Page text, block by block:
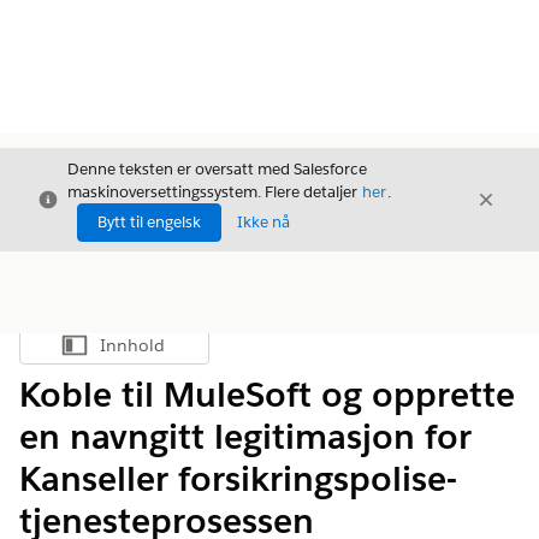
Avslutt
Denne teksten er oversatt med Salesforce
maskinoversettingssystem. Flere detaljer her.
Bytt til engelsk
Ikke nå
Avslutt
Vis innholdsfortegnelse
Innhold
Koble til MuleSoft og opprette
en navngitt legitimasjon for
Kanseller forsikringspolise-
tjenesteprosessen